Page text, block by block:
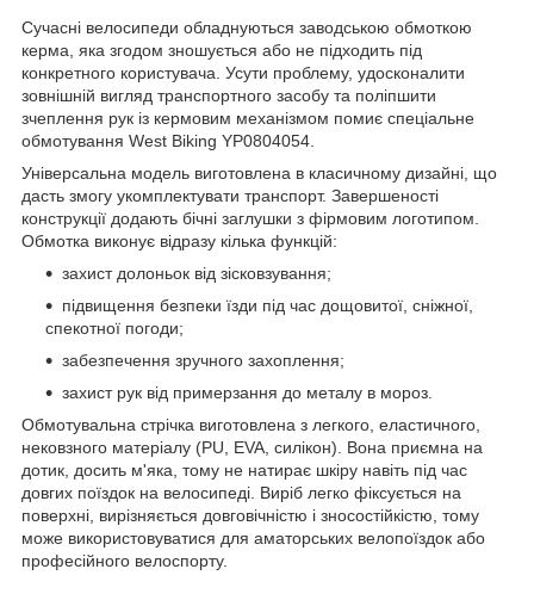
Сучасні велосипеди обладнуються заводською обмоткою
керма, яка згодом зношується або не підходить під
конкретного користувача. Усути проблему, удосконалити
зовнішній вигляд транспортного засобу та поліпшити
зчеплення рук із кермовим механізмом помиє спеціальне
обмотування West Biking YP0804054.
Універсальна модель виготовлена в класичному дизайні, що
дасть змогу укомплектувати транспорт. Завершеності
конструкції додають бічні заглушки з фірмовим логотипом.
Обмотка виконує відразу кілька функцій:
захист долоньок від зісковзування;
підвищення безпеки їзди під час дощовитої, сніжної,
спекотної погоди;
забезпечення зручного захоплення;
захист рук від примерзання до металу в мороз.
Обмотувальна стрічка виготовлена з легкого, еластичного,
нековзного матеріалу (PU, EVA, силікон). Вона приємна на
дотик, досить м'яка, тому не натирає шкіру навіть під час
довгих поїздок на велосипеді. Виріб легко фіксується на
поверхні, вирізняється довговічністю і зносостійкістю, тому
може використовуватися для аматорських велопоїздок або
професійного велоспорту.